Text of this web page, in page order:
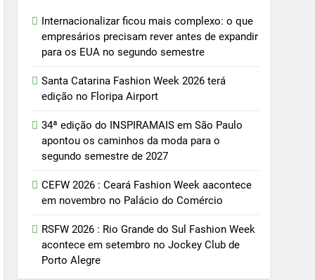
Internacionalizar ficou mais complexo: o que
empresários precisam rever antes de expandir
para os EUA no segundo semestre
Santa Catarina Fashion Week 2026 terá
edição no Floripa Airport
34ª edição do INSPIRAMAIS em São Paulo
apontou os caminhos da moda para o
segundo semestre de 2027
CEFW 2026 : Ceará Fashion Week aacontece
em novembro no Palácio do Comércio
RSFW 2026 : Rio Grande do Sul Fashion Week
acontece em setembro no Jockey Club de
Porto Alegre